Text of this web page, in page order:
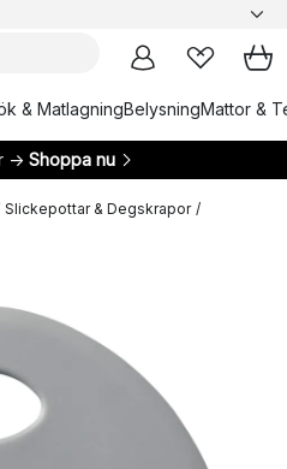
& MatlagningBelysningMattor &
→ Shoppa nu
Slickepottar & Degskrapor /